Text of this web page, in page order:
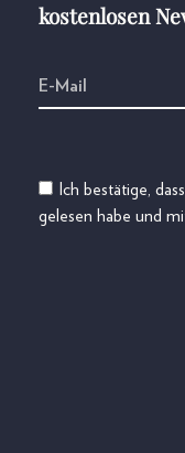
kostenlosen
Ich bestätige,
gelesen habe und